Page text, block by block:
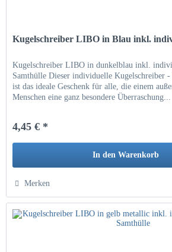
Kugelschreiber LIBO in Blau inkl.
Kugelschreiber LIBO in dunkelblau inkl.
Samthülle Dieser individuelle Kugelschreiber
ist das ideale Geschenk für alle, die einem
Menschen eine ganz besondere Überraschung...
4,45 € *
In den Warenkorb
Merken